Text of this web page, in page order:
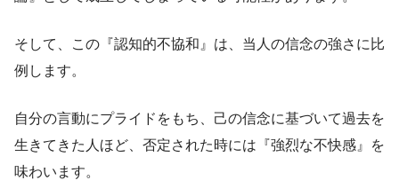
そして、この『認知的不協和』は、当人の信念の強さに比
例します。
自分の言動にプライドをもち、己の信念に基づいて過去を
生きてきた人ほど、否定された時には『強烈な不快感』を
味わいます。